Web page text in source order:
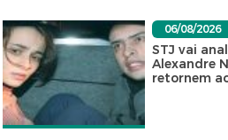
06/08/2026
STJ vai
Alexandre
retornem